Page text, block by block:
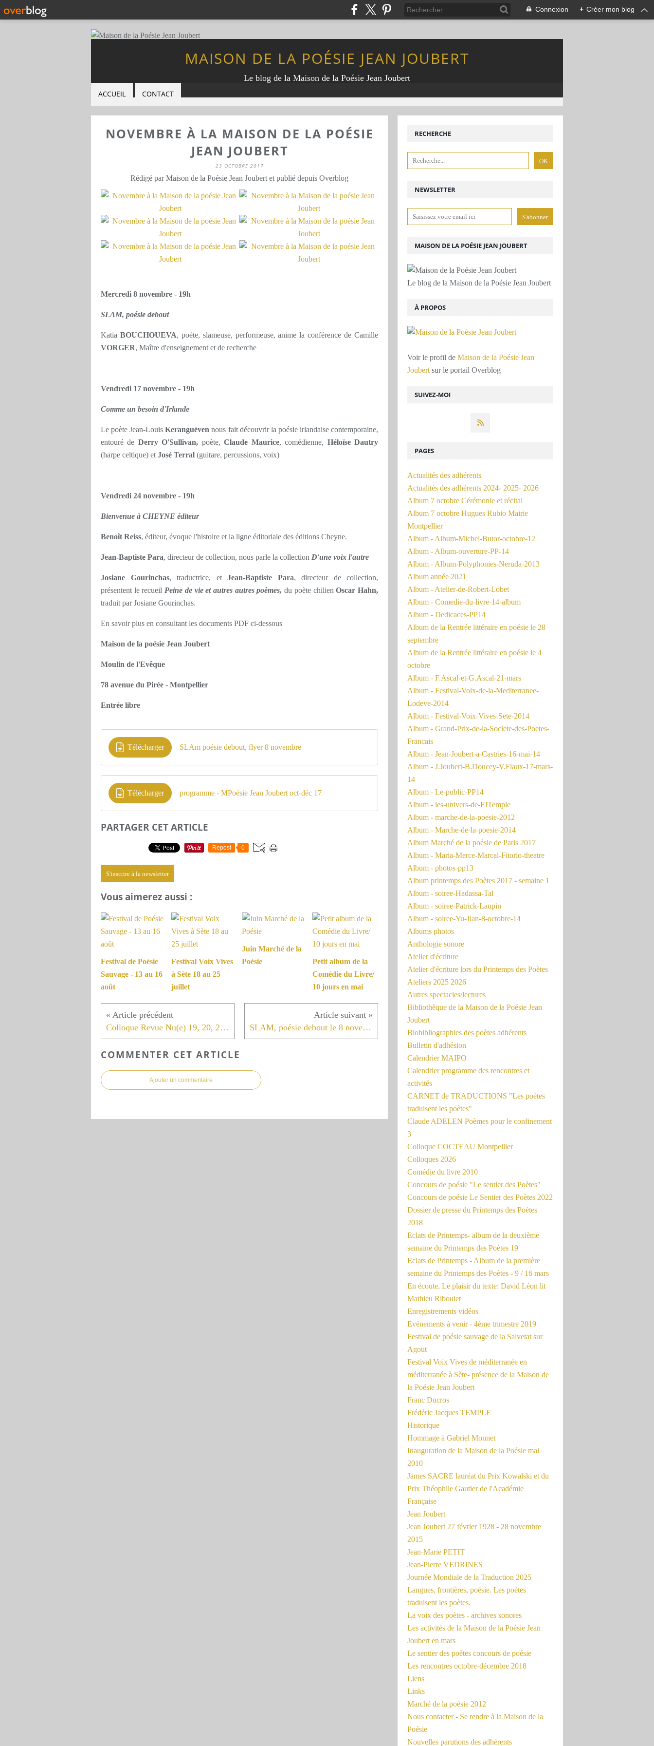
Connexion + Créer mon blog
MAISON DE LA POÉSIE JEAN JOUBERT
Le blog de la Maison de la Poésie Jean Joubert
ACCUEIL CONTACT
NOVEMBRE À LA MAISON DE LA POÉSIE
JEAN JOUBERT
23 OCTOBRE 2017
Rédigé par Maison de la Poésie Jean Joubert et publié depuis Overblog
Mercredi 8 novembre - 19h
SLAM, poésie debout
Katia BOUCHOUEVA, poète, slameuse, performeuse, anime la conférence de Camille
VORGER, Maître d'enseignement et de recherche
Vendredi 17 novembre - 19h
Comme un besoin d'Irlande
Le poète Jean-LouisKeranguéven nous fait découvrir la poésie irlandaise contemporaine,
entouré de Derry O'Sullivan, poète,Claude Maurice, comédienne, Héloïse Dautry
(harpe celtique) et José Terral (guitare, percussions, voix)
Vendredi 24 novembre - 19h
Bienvenue à CHEYNE éditeur
Benoît Reiss, éditeur, évoque l'histoire et la ligne éditoriale des éditions Cheyne.
Jean-Baptiste Para, directeur de collection, nous parle la collection D'une voix l'autre
Josiane Gourinchas, traductrice, et Jean-Baptiste Para, directeur de collection,
présentent le recueil Peine de vie et autres autres poèmes, du poète chilienOscar Hahn,
traduit par Josiane Gourinchas.
En savoir plus en consultant les documents PDF ci-dessous
Maison de la poésie Jean Joubert
Moulin de l'Evêque
78 avenue du Pirée - Montpellier
Entrée libre
Télécharger SLAm poésie debout, flyer 8 novembre
Télécharger programme - MPoésie Jean Joubert oct-déc 17
PARTAGER CET ARTICLE
Repost 0
S'inscrire à la newsletter
Vous aimerez aussi :
Festival de Poésie
Sauvage - 13 au 16
août
Festival Voix Vives
à Sète 18 au 25
juillet
Juin Marché de la
Poésie
Petit album de la
Comédie du Livre/
10 jours en mai
Colloque Revue Nu(e) 19, 20, 21 octobre SLAM, poésie debout le 8 novembre
COMMENTER CET ARTICLE
Ajouter un commentaire
NEWSLETTER
SUIVEZ-MOI
RECHERCHE
MAISON DE LA POÉSIE JEAN JOUBERT
Le blog de la Maison de la Poésie Jean Joubert
À PROPOS
Voir le profil de Maison de la Poésie Jean
Joubert sur le portail Overblog
PAGES
Actualités des adhérents
Actualités des adhérents 2024- 2025- 2026
Album 7 octobre Cérémonie et récital
Album 7 octobre Hugues Rubio Mairie
Montpellier
Album - Album-Michel-Butor-octobre-12
Album - Album-ouverture-PP-14
Album - Album-Polyphonies-Neruda-2013
Album année 2021
Album - Atelier-de-Robert-Lobet
Album - Comedie-du-livre-14-album
Album - Dedicaces-PP14
Album de la Rentrée littéraire en poésie le 28
septembre
Album de la Rentrée littéraire en poésie le 4
octobre
Album - F.Ascal-et-G.Ascal-21-mars
Album - Festival-Voix-de-la-Mediterranee-
Lodeve-2014
Album - Festival-Voix-Vives-Sete-2014
Album - Grand-Prix-de-la-Societe-des-Poetes-
Francais
Album - Jean-Joubert-a-Castries-16-mai-14
Album - J.Joubert-B.Doucey-V.Fiaux-17-mars-
14
Album - Le-public-PP14
Album - les-univers-de-FJTemple
Album - marche-de-la-poesie-2012
Album - Marche-de-la-poesie-2014
Album Marché de la poésie de Paris 2017
Album - Maria-Merce-Marcal-Fitorio-theatre
Album - photos-pp13
Album printemps des Poètes 2017 - semaine 1
Album - soiree-Hadassa-Tal
Album - soiree-Patrick-Laupin
Album - soiree-Yu-Jian-8-octobre-14
Albums photos
Anthologie sonore
Atelier d'écriture
Atelier d'écriture lors du Printemps des Poètes
Ateliers 2025 2026
Autres spectacles/lectures
Bibliothèque de la Maison de la Poésie Jean
Joubert
Biobibliographies des poètes adhérents
Bulletin d'adhésion
Calendrier MAIPO
Calendrier programme des rencontres et
activités
CARNET de TRADUCTIONS "Les poètes
traduisent les poètes"
Claude ADELEN Poèmes pour le confinement
3
Colloque COCTEAU Montpellier
Colloques 2026
Comédie du livre 2010
Concours de poésie "Le sentier des Poètes"
Concours de poésie Le Sentier des Poètes 2022
Dossier de presse du Printemps des Poètes
2018
Eclats de Printemps- album de la deuxième
semaine du Printemps des Poètes 19
Eclats de Printemps - Album de la première
semaine du Printemps des Poètes - 9 / 16 mars
En écoute, Le plaisir du texte: David Léon lit
Mathieu Riboulet
Enregistrements vidéos
Evénements à venir - 4ème trimestre 2019
Festival de poésie sauvage de la Salvetat sur
Agout
Festival Voix Vives de méditerranée en
méditerranée à Sète- présence de la Maison de
la Poésie Jean Joubert
Franc Ducros
Frédéric Jacques TEMPLE
Historique
Hommage à Gabriel Monnet
Inauguration de la Maison de la Poésie mai
2010
James SACRE lauréat du Prix Kowalski et du
Prix Théophile Gautier de l'Académie
Française
Jean Joubert
Jean Joubert 27 février 1928 - 28 novembre
2015
Jean-Marie PETIT
Jean-Pierre VEDRINES
Journée Mondiale de la Traduction 2025
Langues, frontières, poésie. Les poètes
traduisent les poètes.
La voix des poètes - archives sonores
Les activités de la Maison de la Poésie Jean
Joubert en mars
Le sentier des poètes concours de poésie
Les rencontres octobre-décembre 2018
Liens
Links
Marché de la poésie 2012
Nous contacter - Se rendre à la Maison de la
Poésie
Nouvelles parutions des adhérents